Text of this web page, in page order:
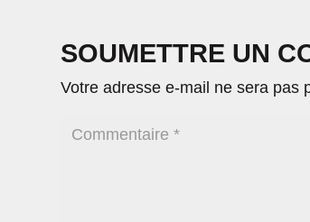
SOUMETTRE UN
Votre adresse e-mail ne sera pas